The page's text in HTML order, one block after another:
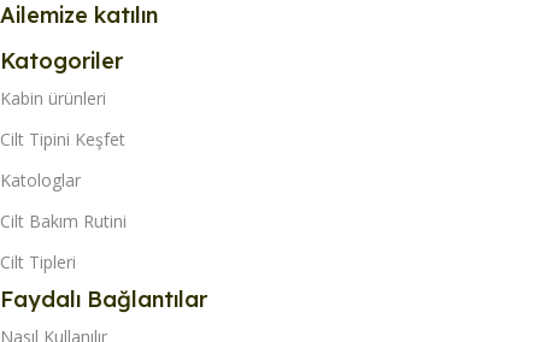
Ailemize katılın
Katogoriler
Kabin ürünleri
Cilt Tipini Keşfet
Katologlar
Cilt Bakım Rutini
Cilt Tipleri
Faydalı Bağlantılar
Nasıl Kullanılır